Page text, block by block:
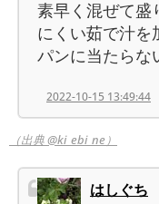
素早く混ぜて盛
にくい茹で汁を
パンに当たらな
2022-10-15 13:49:44
（出典 @ki_ebi_ne）
はしぐち